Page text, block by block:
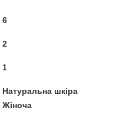
6
2
1
Натуральна шкіра
Жіноча